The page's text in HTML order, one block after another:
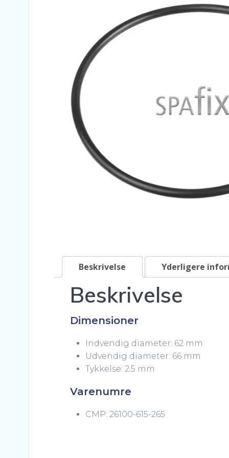
Beskrivelse Yderligere
Beskrivelse
Dimensioner
Indvendig diameter: 62 mm
Udvendig diameter: 66 mm
Tykkelse: 2.5 mm
Varenumre
CMP: 26100-615-265